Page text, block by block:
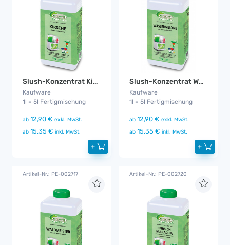
Slush-Konzentrat Kirsche Zuckerfrei
Kaufware
1l = 5l Fertigmischung
ab 12,90 € exkl. MwSt.
ab 15,35 € inkl. MwSt.
+
Slush-Konzentrat Wassermelone Zuckerfrei
Kaufware
1l = 5l Fertigmischung
ab 12,90 € exkl. MwSt.
ab 15,35 € inkl. MwSt.
+
Artikel-Nr.: PE-002717 Artikel-Nr.: PE-002720